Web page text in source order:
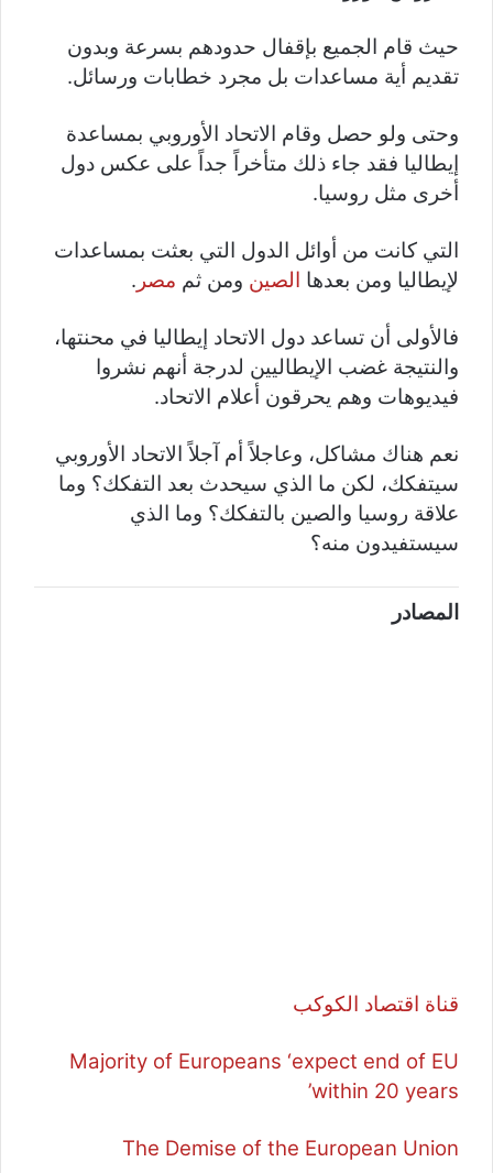
حيث قام الجميع بإقفال حدودهم بسرعة وبدون
تقديم أية مساعدات بل مجرد خطابات ورسائل.
وحتى ولو حصل وقام الاتحاد الأوروبي بمساعدة
إيطاليا فقد جاء ذلك متأخراً جداً على عكس دول
أخرى مثل روسيا.
التي كانت من أوائل الدول التي بعثت بمساعدات
لإيطاليا ومن بعدها الصين ومن ثم مصر .
فالأولى أن تساعد دول الاتحاد إيطاليا في محنتها،
والنتيجة غضب الإيطاليين لدرجة أنهم نشروا
فيديوهات وهم يحرقون أعلام الاتحاد.
نعم هناك مشاكل، وعاجلاً أم آجلاً الاتحاد الأوروبي
سيتفكك، لكن ما الذي سيحدث بعد التفكك؟ وما
علاقة روسيا والصين بالتفكك؟ وما الذي
سيستفيدون منه؟
المصادر
قناة اقتصاد الكوكب
Majority of Europeans ‘expect end of EU
within 20 years’
The Demise of the European Union